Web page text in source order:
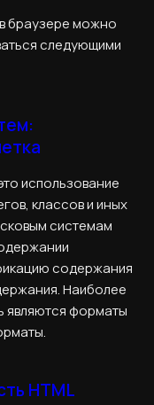
браузере можно
следующими
использование
классов и иных
системам
содержания
Наиболее
являются форматы
HTML